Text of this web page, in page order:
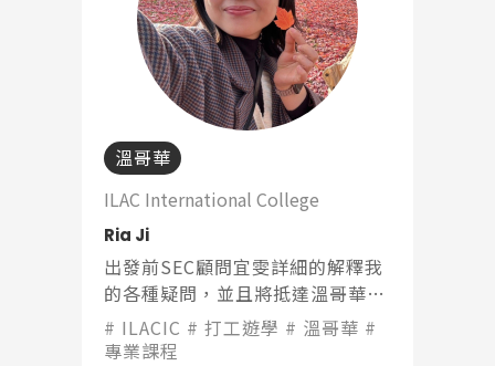
溫哥華
ILAC International College
Ria Ji
出發前SEC顧問宜雯詳細的解釋我
的各種疑問，並且將抵達溫哥華後
的所有必須優先處理事項一一安排
妥當，包含銀行開戶、電信開通、
ILACIC 打工遊學
溫哥華
專業課程